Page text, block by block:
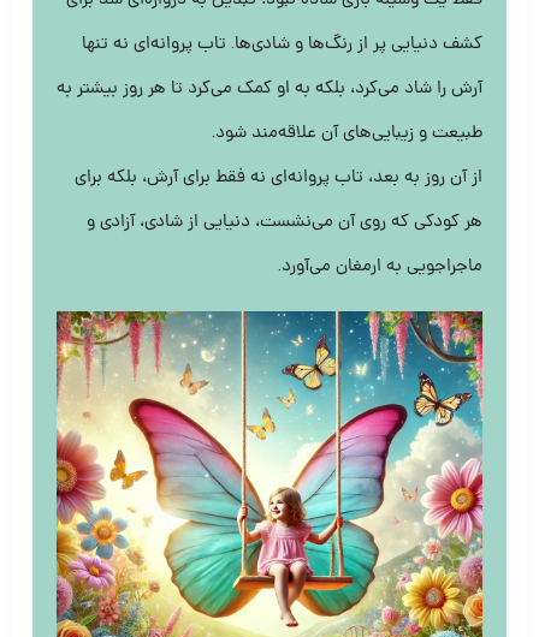
کشف دنیایی پر از رنگ‌ها و شادی‌ها. تاب پروانه‌ای نه تنها
آرش را شاد می‌کرد، بلکه به او کمک می‌کرد تا هر روز بیشتر به
طبیعت و زیبایی‌های آن علاقه‌مند شود.
از آن روز به بعد، تاب پروانه‌ای نه فقط برای آرش، بلکه برای
هر کودکی که روی آن می‌نشست، دنیایی از شادی، آزادی و
ماجراجویی به ارمغان می‌آورد.